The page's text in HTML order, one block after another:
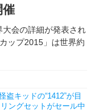
座談会
ABEMA Cafe
催
会の詳細が発表され
ップ2015」は世界約
盗キッドの“1412”が目
ングセットがセール中